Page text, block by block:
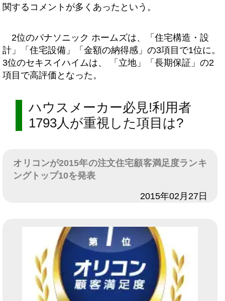
関するコメントが多くあったという。
2位のパナソニック ホームズは、「住宅構造・設
計」「住宅設備」「金額の納得感」の3項目で1位に。
3位のセキスイハイムは、 「立地」「長期保証」の2
項目で高評価となった。
ハウスメーカー必見!利用者
1793人が重視した項目は?
オリコンが2015年の注文住宅顧客満足度ランキ
ングトップ10を発表
2015年02月27日